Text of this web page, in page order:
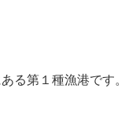
る第１種漁港です。